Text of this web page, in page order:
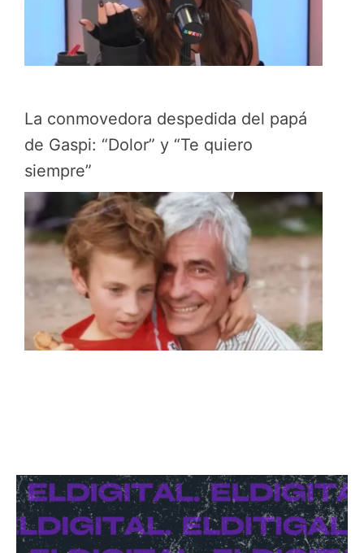
La conmovedora despedida del papá
de Gaspi: “Dolor” y “Te quiero
siempre”